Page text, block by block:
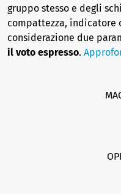
gruppo stesso e degli
compattezza, indicatore
considerazione due
il voto espresso.